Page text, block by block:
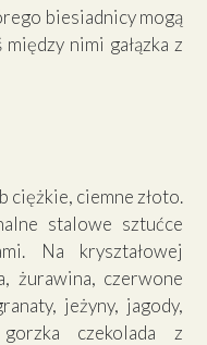
biesiadnicy mogą
nimi gałązka z
ciężkie, ciemne złoto.
stalowe sztućce
Na kryształowej
żurawina, czerwone
jeżyny, jagody,
czekolada z